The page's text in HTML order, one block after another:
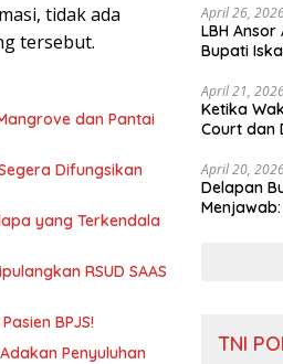
tidak ada
tersebut.
dan Pantai
Difungsikan
yang Terkendala
RSUD SAAS
Penyuluhan
April 26,
LBH
Bupati
April 21,
Ketika
Court dan
April 20,
Delapan
TNI